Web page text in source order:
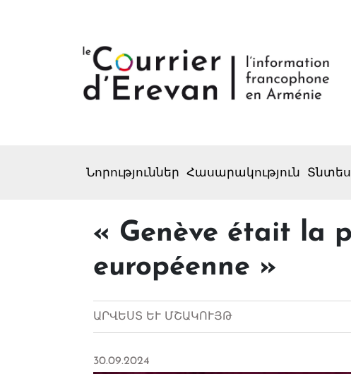
Նորություններ Հասարակություն
« Genève était la
européenne »
ԱՐՎԵՍՏ ԵՒ ՄՇԱԿՈՒՅԹ
30.09.2024